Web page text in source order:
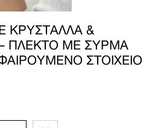
ΚΡΎΣΤΑΛΛΑ &
ΠΛΕΚΤΌ ΜΕ ΣΎΡΜΑ
ΣΤΟΙΧΕΊΟ